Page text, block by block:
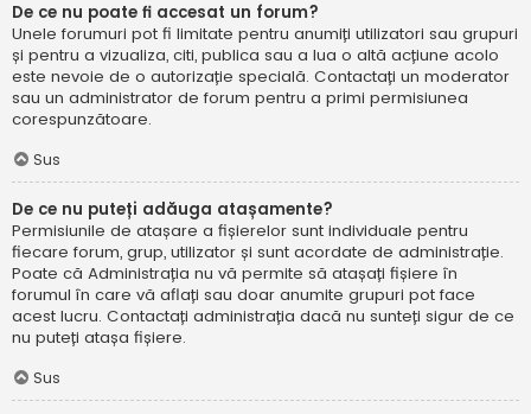
De ce nu poate fi accesat un forum?
Unele forumuri pot fi limitate pentru anumiți utilizatori sau grupuri
și pentru a vizualiza, citi, publica sau a lua o altă acțiune acolo
este nevoie de o autorizație specială. Contactați un moderator
sau un administrator de forum pentru a primi permisiunea
corespunzătoare.
Sus
De ce nu puteți adăuga atașamente?
Permisiunile de atașare a fișierelor sunt individuale pentru
fiecare forum, grup, utilizator și sunt acordate de administrație.
Poate că Administrația nu vă permite să atașați fișiere în
forumul în care vă aflați sau doar anumite grupuri pot face
acest lucru. Contactați administrația dacă nu sunteți sigur de ce
nu puteți atașa fișiere.
Sus